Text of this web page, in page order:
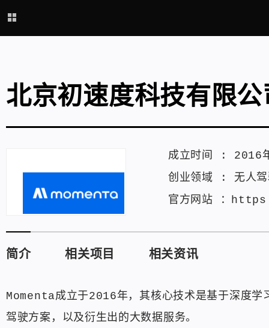
北京初速度科技有限公
成立时间 : 2016
创业领域 : 无人
官方网站 ：
简介 相关项目 相关资讯
Momenta成立于2016年，其核心技术是基于深度学
驾驶方案，以及衍生出的大数据服务。